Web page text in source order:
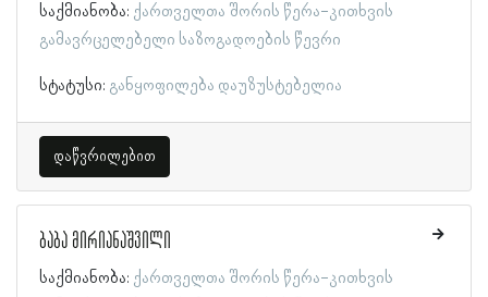
საქმიანობა: ქართველთა შორის წერა-კითხვის
გამავრცელებელი საზოგადოების წევრი
სტატუსი: განყოფილება დაუზუსტებელია
დაწვრილებით
ბაბა მირიანაშვილი
საქმიანობა: ქართველთა შორის წერა-კითხვის